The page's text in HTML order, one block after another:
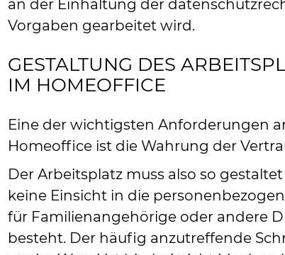
an der Einhaltung der
Vorgaben gearbeitet wird.
GESTALTUNG DES
IM HOMEOFFICE
Eine der wichtigsten Anforderungen
Homeoffice ist die Wahrung der
Der Arbeitsplatz muss also so gestaltet
keine Einsicht in die
für Familienangehörige oder andere
besteht. Der häufig anzutreffende